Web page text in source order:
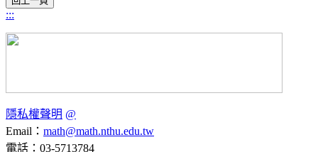
:::
隱私權聲明 @
Email： math@math.nthu.edu.tw
電話：03-5713784